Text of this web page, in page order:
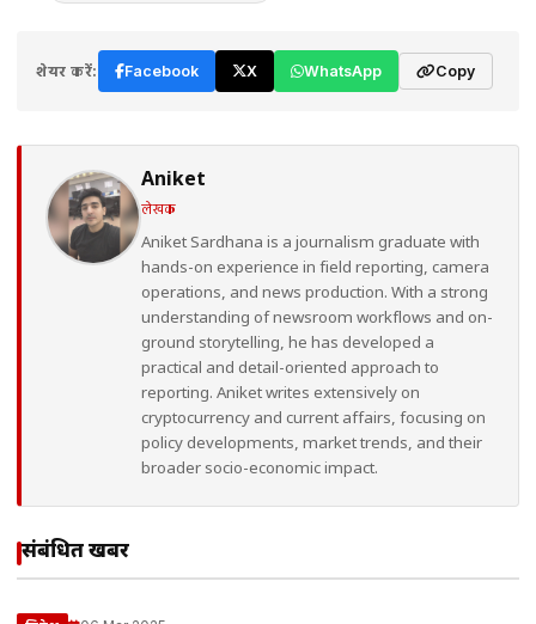
शेयर करें: Facebook X WhatsApp Copy
Aniket
लेखक
Aniket Sardhana is a journalism graduate with
hands-on experience in field reporting, camera
operations, and news production. With a strong
understanding of newsroom workflows and on-
ground storytelling, he has developed a
practical and detail-oriented approach to
reporting. Aniket writes extensively on
cryptocurrency and current affairs, focusing on
policy developments, market trends, and their
broader socio-economic impact.
संबंधित खबरें